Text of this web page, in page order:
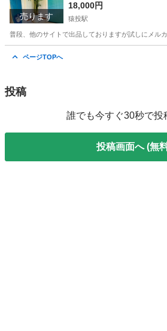
売ります
ル｜
18,000円
猿投駅
普段、他のサイトで出品しておりますが試しにメル
ページTOPへ
投稿
誰でも今すぐ30秒で投
投稿画面へ (無